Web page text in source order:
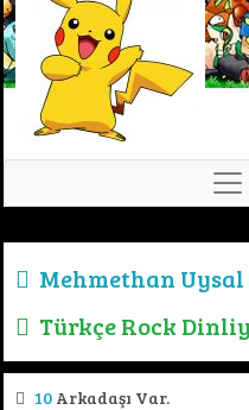
Mehmethan Uysal
Türkçe Rock
10 Arkadaşı Var.